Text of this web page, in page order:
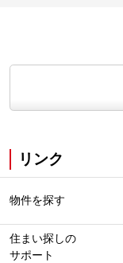
リンク
物件を探す
住まい探しの
サポート